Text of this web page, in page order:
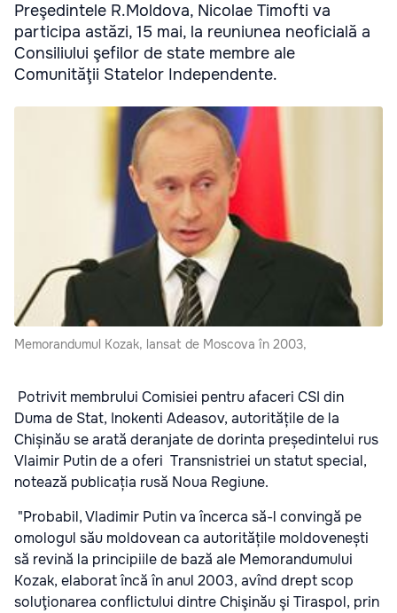
Preşedintele R.Moldova, Nicolae Timofti va
participa astăzi, 15 mai, la reuniunea neoficială a
Consiliului şefilor de state membre ale
Comunităţii Statelor Independente.
Memorandumul Kozak, lansat de Moscova în 2003,
Potrivit membrului Comisiei pentru afaceri CSI din
Duma de Stat, Inokenti Adeasov, autoritățile de la
Chișinău se arată deranjate de dorinta președintelui rus
Vlaimir Putin de a oferi Transnistriei un statut special,
notează publicația rusă Noua Regiune.
"Probabil, Vladimir Putin va încerca să-l convingă pe
omologul său moldovean ca autoritățile moldovenești
să revină la principiile de bază ale Memorandumului
Kozak, elaborat încă în anul 2003, avînd drept scop
soluţionarea conflictului dintre Chişinău şi Tiraspol, prin